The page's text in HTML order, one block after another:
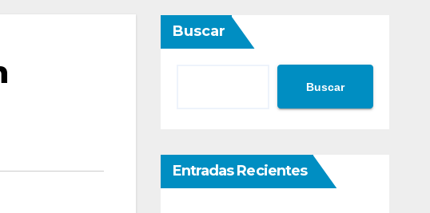
Buscar
Buscar
Entradas Recientes